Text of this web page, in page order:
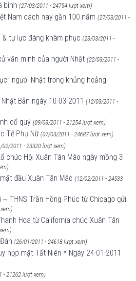
bình (27/03/2011 - 24754 lượt xem)
Nam cách nay gần 100 năm (27/03/2011 -
tự lực đáng khâm phục (23/03/2011 -
văn minh của người Nhật (22/03/2011 -
người Nhật trong khủng hoảng
Bản ngày 10-03-2011 (12/03/2011 -
cổ quý (09/03/2011 - 21254 lượt xem)
Tế Phụ Nữ (07/03/2011 - 24687 lượt xem)
02/2011 - 23320 lượt xem)
chức Hội Xuân Tân Mão ngày mồng 3
đầu Xuân Tân Mão (12/02/2011 - 24533
~ THNS Trần Hồng Phúc từ Chicago gửi
Hoa từ California chúc Xuân Tân
(26/01/2011 - 24618 lượt xem)
họp mặt Tất Niên * Ngày 24-01-2011
- 21262 lượt xem)